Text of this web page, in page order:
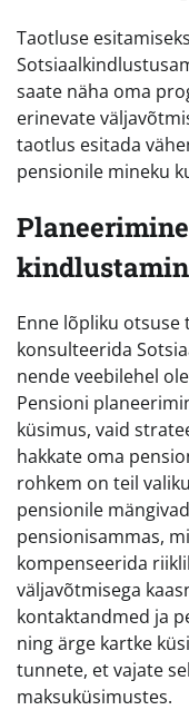
Taotluse
saate näha oma
erinevate
taotlus esitada
pensionile mineku
Enne lõpliku
konsulteerida
nende veebilehel
Pensioni
küsimus, vaid
hakkate oma
rohkem on teil
pensionile
pensionisammas,
kompenseerida
väljavõtmisega
kontaktandmed ja
ning ärge kartke
tunnete, et vajate
maksuküsimustes.